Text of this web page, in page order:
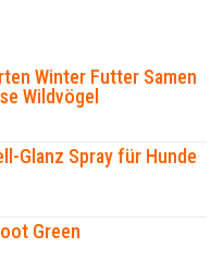
Winter Futter Samen
Wildvögel
Glanz Spray für Hunde
Green